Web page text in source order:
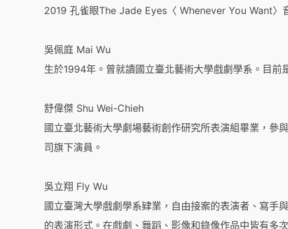
2019 孔雀眼The Jade Eyes〈 Whenever You Want〉
吳佩庭 Mai Wu
生於1994年。曾就讀國立臺北藝術大學戲劇學系。目前
舒偉傑 Shu Wei-Chieh
國立臺北藝術大學劇場藝術創作研究所表演組畢業，參
司旗下演員。
吳立翔 Fly Wu
國立臺灣大學戲劇學系肄業，自由接案的表演者、寫手
的表演形式。在戲劇、舞蹈、影像和錄像作品中皆有多